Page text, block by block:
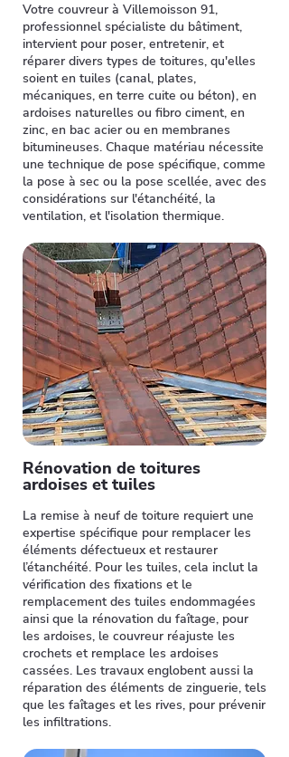
Votre couvreur à Villemoisson 91,
professionnel spécialiste du bâtiment,
intervient pour poser, entretenir, et
réparer divers types de toitures, qu'elles
soient en tuiles (canal, plates,
mécaniques, en terre cuite ou béton), en
ardoises naturelles ou fibro ciment, en
zinc, en bac acier ou en membranes
bitumineuses. Chaque matériau nécessite
une technique de pose spécifique, comme
la pose à sec ou la pose scellée, avec des
considérations sur l'étanchéité, la
ventilation, et l'isolation thermique.
Rénovation de toitures
ardoises et tuiles
La remise à neuf de toiture requiert une
expertise spécifique pour remplacer les
éléments défectueux et restaurer
l’étanchéité. Pour les tuiles, cela inclut la
vérification des fixations et le
remplacement des tuiles endommagées
ainsi que la rénovation du faîtage, pour
les ardoises, le couvreur réajuste les
crochets et remplace les ardoises
cassées. Les travaux englobent aussi la
réparation des éléments de zinguerie, tels
que les faîtages et les rives, pour prévenir
les infiltrations.